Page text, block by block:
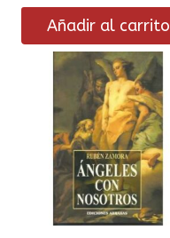
Añadir al carrito